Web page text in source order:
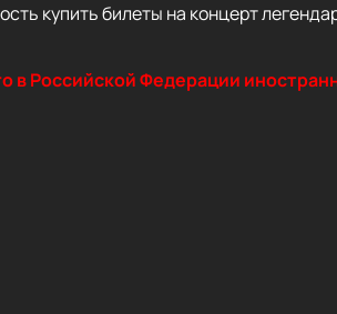
купить билеты на концерт
в Российской Федерации